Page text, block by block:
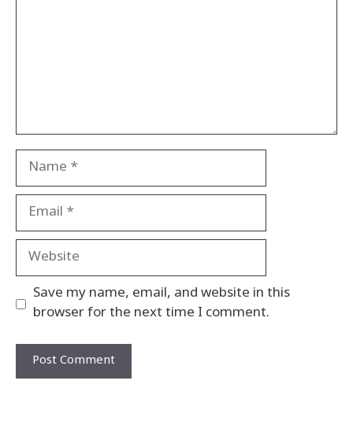
Name
Email
Website
Save my name, email, and website in this
browser for the next time I comment.